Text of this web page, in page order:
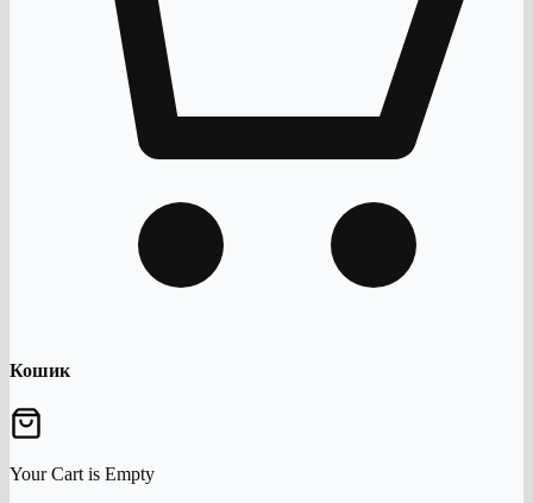
Кошик
Your Cart is Empty